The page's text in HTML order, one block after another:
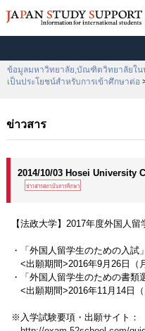
ข้อมูลมหาวิทยาลัย,บัณฑิตวิทยาลัยใน
เป็นประโยชน์สำหรับการเข้าศึกษาต่อ
ข่าวสาร
2014/10/03 Hosei University
【法政大学】2017年度外国人
・「外国人留学生のための入試」
<出願期間>2016年9月26日（
・「外国人留学生のための書類
<出願期間>2016年11月14日（
※入学試験要項・出願サイト：